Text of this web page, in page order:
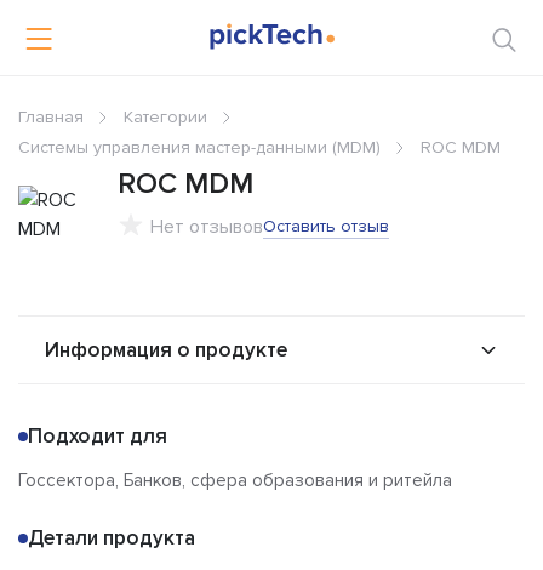
Главная
Категории
Системы управления мастер-данными (MDM)
ROC MDM
ROC MDM
Нет отзывовОставить отзыв
Информация о продукте
Альтернативы
Отзывы
Подходит для
Госсектора, Банков, сфера образования и ритейла
Детали продукта